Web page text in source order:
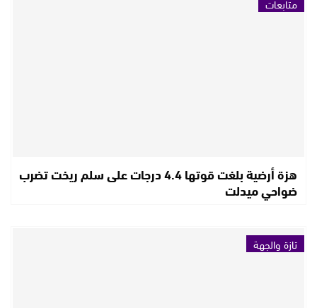
هزة أرضية بلغت قوتها 4.4 درجات على سلم ريخت تضرب
ضواحي ميدلت
تازة والجهة